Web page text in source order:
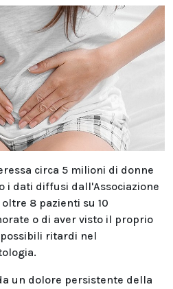
circa 5 milioni di donne
i dati diffusi dall'Associazione
8 pazienti su 10
o di aver visto il proprio
ritardi nel
un dolore persistente della